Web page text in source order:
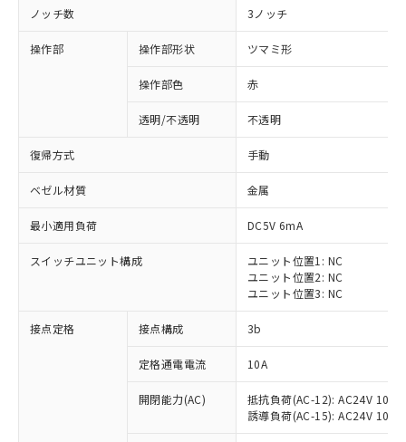
ノッチ数 3ノッチ
操作部 操作部形状 ツマミ形
操作部色 赤
透明/不透明 不透明
復帰方式 手動
ベゼル材質 金属
最小適用負荷 DC5V 6mA
スイッチユニット構成
ユニット位置1: NC
ユニット位置2: NC
ユニット位置3: NC
接点定格 接点構成 3b
定格通電電流 10A
開閉能力(AC)
抵抗負荷(AC-12): AC24V 10A/
誘導負荷(AC-15): AC24V
※1 対応状況
対応済み：EU RoHS指令（10物質）の
非含有に対応した製品が提供可能な商品で
対応予定：EU RoHS指令（10物質）の非含